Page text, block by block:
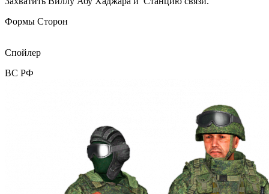
Формы Сторон
Спойлер
ВС РФ